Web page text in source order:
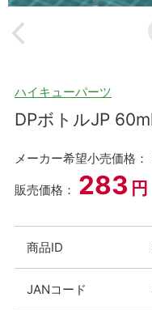
ハイキューパーツ
DPボトルJP 60ml
メーカー希望小売価格：
販売価格： 283 円
商品ID
JANコード